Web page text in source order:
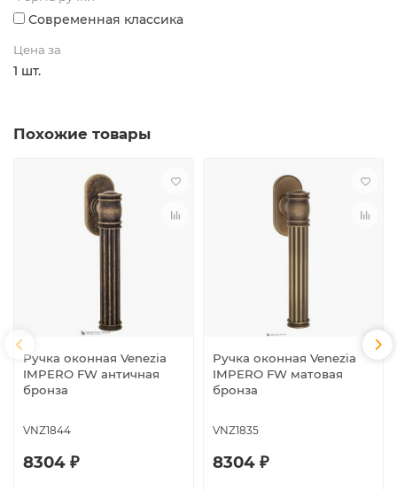
Современная классика
Цена за
1 шт.
Похожие товары
Ручка оконная Venezia
IMPERO FW античная
бронза
VNZ1844
8304 ₽
Ручка оконная Venezia
IMPERO FW матовая
бронза
VNZ1835
8304 ₽